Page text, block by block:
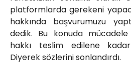
platformlarda gerekeni
hakkında başvurumuzu
dedik. Bu konuda mücadele
hakkı teslim edilene
Diyerek sözlerini sonlandırdı.